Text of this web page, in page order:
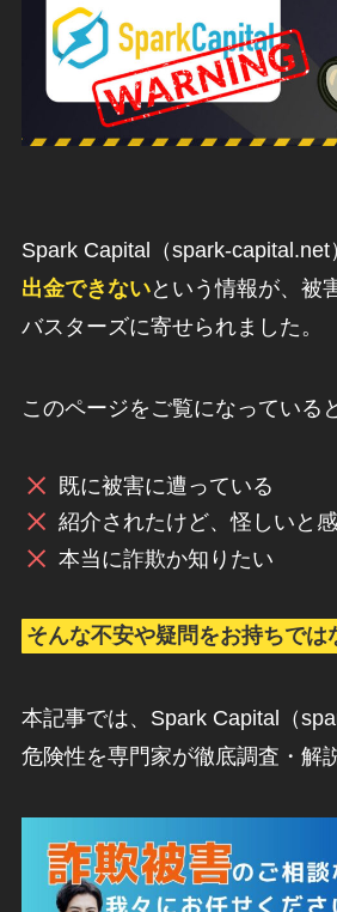
Spark Capital（spark-
出金できないという情報が、被
バスターズに寄せられました。
このページをご覧になっている
既に被害に遭っている
紹介されたけど、怪しいと
本当に詐欺か知りたい
そんな不安や疑問をお持ちでは
本記事では、Spark Capital（
危険性を専門家が徹底調査・解